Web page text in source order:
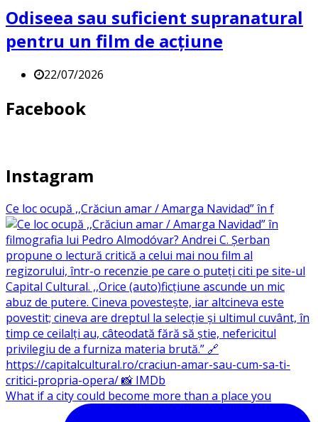
Odiseea sau suficient supranatural
pentru un film de acțiune
22/07/2026
Facebook
Instagram
Ce loc ocupă ,,Crăciun amar / Amarga Navidad” în f
What if a city could become more than a place you